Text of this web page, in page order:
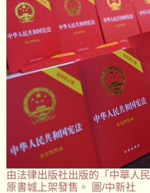
由法律出版社出版的「中華人
原書城上架發售。 圖/中新社